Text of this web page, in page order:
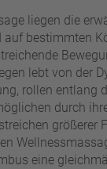
liegen die
bestimmten
lebt von der
rollen entlang
durch
größerer
eine